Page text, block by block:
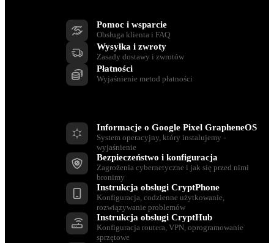
Pomoc i wsparcie
Obsługa klienta i FAQ
Wysyłka i zwroty
Zasady dostawy i zwrotów
Płatności
Wyjaśnienie metod płatności
Informacje o Google Pixel GrapheneOS
System operacyjny, który instalujemy -
wyjaśnienie
Bezpieczeństwo i konfiguracja
Zagrożenia cybernetyczne i jak się przed nimi
bronimy
Instrukcja obsługi CryptPhone
Konfiguracja, codzienne użytkowanie,
rozwiązywanie problemów
Instrukcja obsługi CryptHub
Konfiguracja routera, VPN, oprogramowanie
sprzętowe